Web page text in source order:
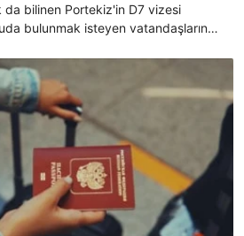
da bilinen Portekiz'in D7 vizesi
bulunmak isteyen vatandaşların
olan belgeleri araştırıyor. İşte, Portekiz